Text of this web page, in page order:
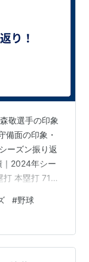
敬選手の印象
備面の印象・
ーズン振り返
｜2024年シー
打 本塁打 71
得点圏 失策 0
手 打率 安打
左投手 0.…
#野球